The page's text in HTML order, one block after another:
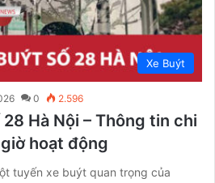
Xe Buýt
0 2.596
Hà Nội – Thông tin chi
hoạt động
tuyến xe buýt quan trọng của